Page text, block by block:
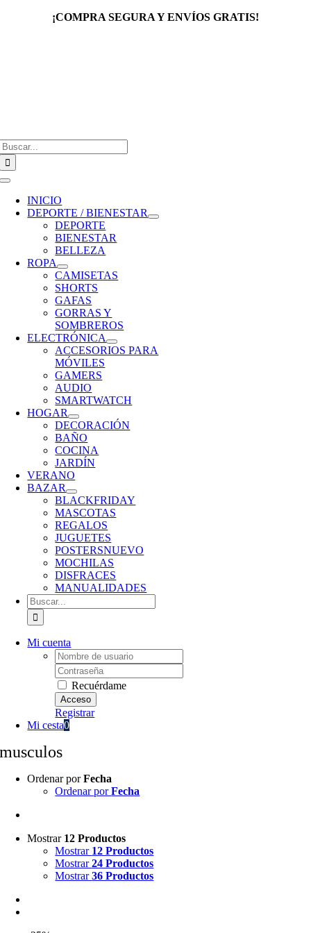
¡COMPRA SEGURA Y ENVÍOS GRATIS!
Toggle
Navigation
INICIO
DEPORTE / BIENESTAR
DEPORTE
BIENESTAR
BELLEZA
ROPA
CAMISETAS
SHORTS
GAFAS
GORRAS Y
SOMBREROS
ELECTRÓNICA
ACCESORIOS PARA
MÓVILES
GAMERS
AUDIO
SMARTWATCH
HOGAR
DECORACIÓN
BAÑO
COCINA
JARDÍN
VERANO
BAZAR
BLACKFRIDAY
MASCOTAS
REGALOS
JUGUETES
POSTERSNUEVO
MOCHILAS
DISFRACES
MANUALIDADES
Buscar:
Mi cuenta
Username:
Password:
Recuérdame
Registrar
Mi cesta0
musculos
Ordenar porFecha
Ordenar porFecha
Mostrar 12 Productos
Mostrar 12 Productos
Mostrar24 Productos
Mostrar36 Productos